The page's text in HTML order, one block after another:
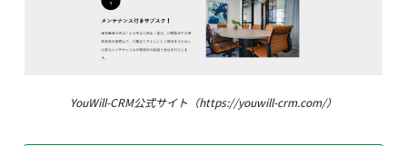
YouWill-CRM公式サイト（https://youwill-crm.com/）